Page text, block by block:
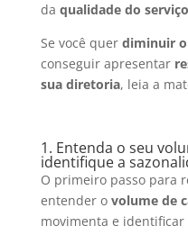
da qualidade do
Se você quer diminuir
conseguir apresentar
sua diretoria, leia a
1. Entenda o seu
identifique a
O primeiro passo para
entender o volume de
movimenta e identificar